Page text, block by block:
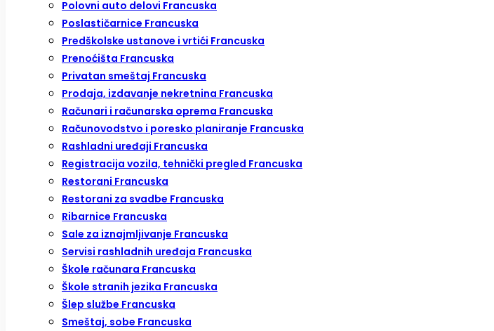
Polovni auto delovi Francuska
Poslastičarnice Francuska
Predškolske ustanove i vrtići Francuska
Prenoćišta Francuska
Privatan smeštaj Francuska
Prodaja, izdavanje nekretnina Francuska
Računari i računarska oprema Francuska
Računovodstvo i poresko planiranje Francuska
Rashladni uređaji Francuska
Registracija vozila, tehnički pregled Francuska
Restorani Francuska
Restorani za svadbe Francuska
Ribarnice Francuska
Sale za iznajmljivanje Francuska
Servisi rashladnih uređaja Francuska
Škole računara Francuska
Škole stranih jezika Francuska
Šlep službe Francuska
Smeštaj, sobe Francuska